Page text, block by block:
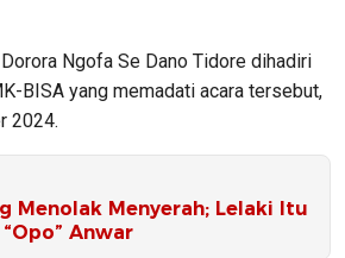
Ngofa Se Dano Tidore dihadiri
BISA yang memadati acara tersebut,
2024.
Menolak Menyerah; Lelaki Itu
Anwar